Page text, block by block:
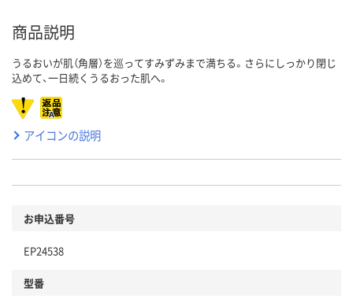
商品説明
うるおいが肌（角層）を巡ってすみずみまで満ちる。さらにしっかり閉じ
込めて、一日続くうるおった肌へ。
アイコンの説明
お申込番号
EP24538
型番